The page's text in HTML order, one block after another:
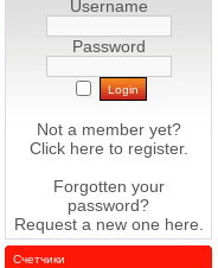
Username
Password
Not a member yet?
Click here to register.
Forgotten your
password?
Request a new one here
Счетчики